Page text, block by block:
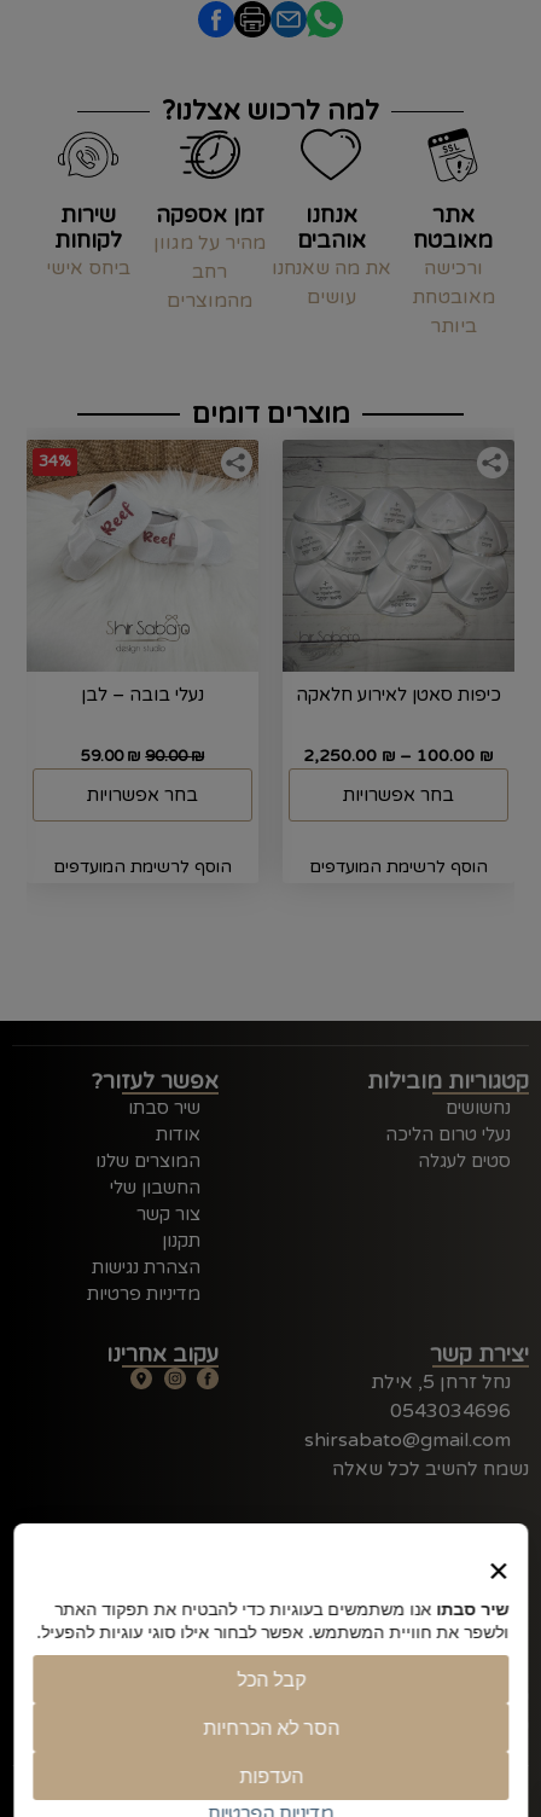
למה לרכוש אצלנו?
אתר
מאובטח
ורכישה
מאובטחת
ביותר
אנחנו
אוהבים
את מה שאנחנו
עושים
זמן אספקה
מהיר על מגוון
רחב
מהמוצרים
שירות
לקוחות
ביחס אישי
מוצרים דומים
כיפות סאטן לאירוע חלאקה
100.00 ₪
–
2,250.00 ₪
בחר אפשרויות
הוסף לרשימת המועדפים
34%
נעלי בובה – לבן
90.00₪
59.00₪
בחר אפשרויות
הוסף לרשימת המועדפים
שיר סבתו – תפירת טקסטיל למוצרי תינוקות וילדים, יודאיקה,
שילוט בלייזר, מתנות ועוד..
יצירת קשר
נחל זרחן 5, אילת
0543034696
shirsabato@gmail.com
נשמח להשיב לכל שאלה
אפשר לעזור?
שיר סבתו
אודות
המוצרים שלנו
החשבון שלי
צור קשר
תקנון
הצהרת נגישות
מדיניות פרטיות
קטגוריות מובילות
נחשושים
נעלי טרום הליכה
סטים לעגלה
עקוב אחרינו
×
שיר סבתו אנו משתמשים בעוגיות כדי להבטיח את תפקוד האתר
ולשפר את חוויית המשתמש. אפשר לבחור אילו סוגי עוגיות להפעיל.
קבל הכל
הסר לא הכרחיות
העדפות